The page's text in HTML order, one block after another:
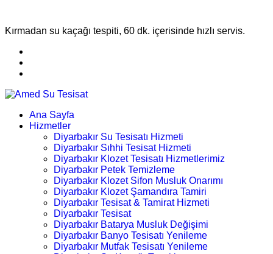
Kırmadan su kaçağı tespiti, 60 dk. içerisinde hızlı servis.
Ana Sayfa
Hizmetler
Diyarbakır Su Tesisatı Hizmeti
Diyarbakır Sıhhi Tesisat Hizmeti
Diyarbakır Klozet Tesisatı Hizmetlerimiz
Diyarbakır Petek Temizleme
Diyarbakır Klozet Sifon Musluk Onarımı
Diyarbakır Klozet Şamandıra Tamiri
Diyarbakır Tesisat & Tamirat Hizmeti
Diyarbakır Tesisat
Diyarbakır Batarya Musluk Değişimi
Diyarbakır Banyo Tesisatı Yenileme
Diyarbakır Mutfak Tesisatı Yenileme